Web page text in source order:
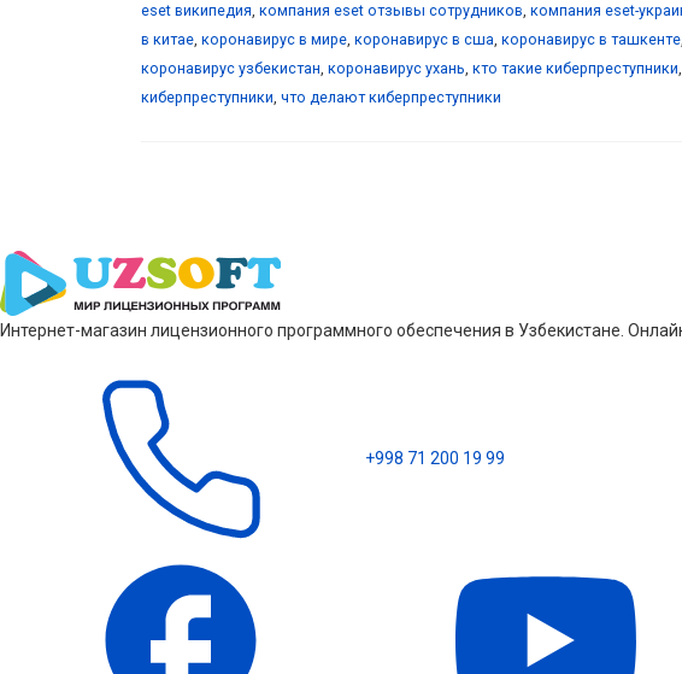
eset википедия, компания eset отзывы сотрудников, компания eset-
в китае, коронавирус в мире, коронавирус в сша, коронавирус в ташкенте,
коронавирус узбекистан, коронавирус ухань, кто такие киберпреступники,
киберпреступники, что делают киберпреступники
Интернет-магазин лицензионного программного обеспечения в Узбекистане.
+998 71 200 19 99